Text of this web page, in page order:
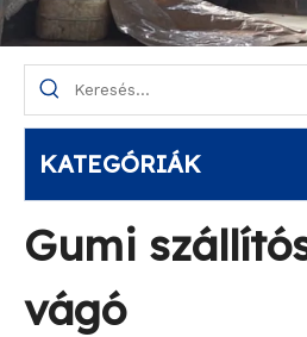
KATEGÓRIÁK
Gumi
vágó